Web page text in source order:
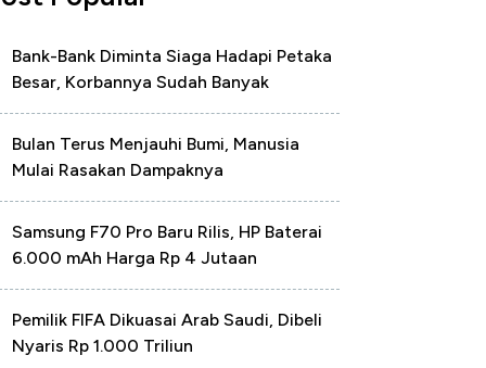
Bank-Bank Diminta Siaga Hadapi Petaka
Besar, Korbannya Sudah Banyak
Bulan Terus Menjauhi Bumi, Manusia
Mulai Rasakan Dampaknya
Samsung F70 Pro Baru Rilis, HP Baterai
6.000 mAh Harga Rp 4 Jutaan
Pemilik FIFA Dikuasai Arab Saudi, Dibeli
Nyaris Rp 1.000 Triliun